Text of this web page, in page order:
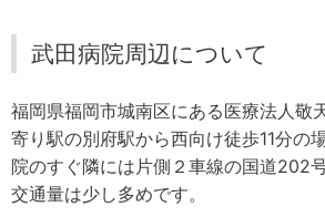
武田病院周辺について
福岡県福岡市城南区にある医療法人敬
寄り駅の別府駅から西向け徒歩11分の
院のすぐ隣には片側２車線の国道202
交通量は少し多めです。